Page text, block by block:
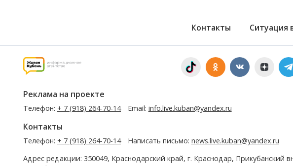
Контакты Ситуация
Реклама на проекте
Телефон: + 7 (918) 264-70-14 Email: info.live.kuban@yandex.ru
Контакты
Телефон: + 7 (918) 264-70-14 Написать письмо: news.live.kuban@yandex.ru
Адрес редакции: 350049, Краснодарский край, г. Краснодар, Прикубанский